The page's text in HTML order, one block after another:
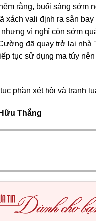
rằng, buổi sáng sớm
xách vali định ra sân bay
vì nghĩ còn sớm
đã quay trở lại nhà
tục sử dụng ma túy nên
phần xét hỏi và tranh
Thắng